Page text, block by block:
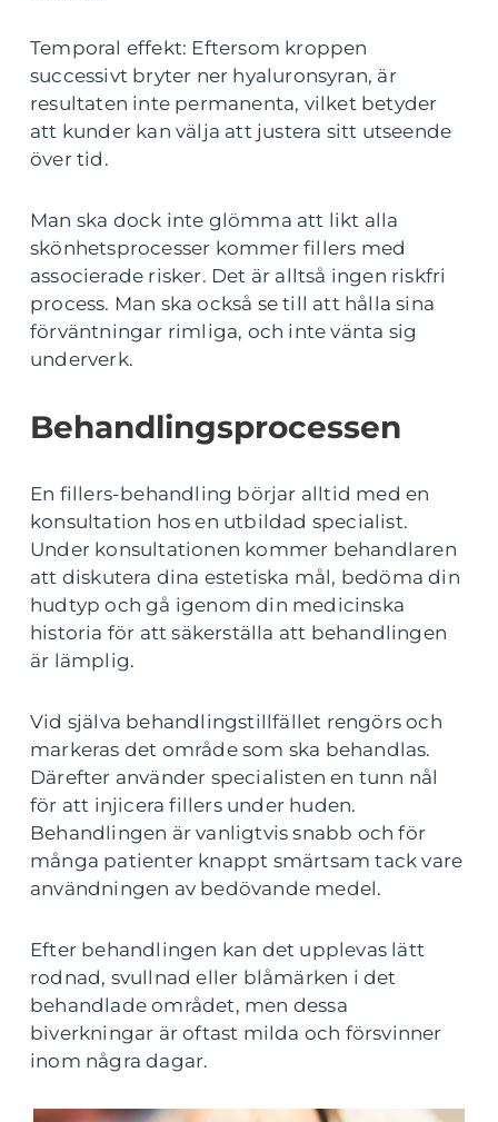
Temporal effekt: Eftersom kroppen
successivt bryter ner hyaluronsyran, är
resultaten inte permanenta, vilket betyder
att kunder kan välja att justera sitt utseende
över tid.
Man ska dock inte glömma att likt alla
skönhetsprocesser kommer fillers med
associerade risker. Det är alltså ingen riskfri
process. Man ska också se till att hålla sina
förväntningar rimliga, och inte vänta sig
underverk.
Behandlingsprocessen
En fillers-behandling börjar alltid med en
konsultation hos en utbildad specialist.
Under konsultationen kommer behandlaren
att diskutera dina estetiska mål, bedöma din
hudtyp och gå igenom din medicinska
historia för att säkerställa att behandlingen
är lämplig.
Vid själva behandlingstillfället rengörs och
markeras det område som ska behandlas.
Därefter använder specialisten en tunn nål
för att injicera fillers under huden.
Behandlingen är vanligtvis snabb och för
många patienter knappt smärtsam tack vare
användningen av bedövande medel.
Efter behandlingen kan det upplevas lätt
rodnad, svullnad eller blåmärken i det
behandlade området, men dessa
biverkningar är oftast milda och försvinner
inom några dagar.